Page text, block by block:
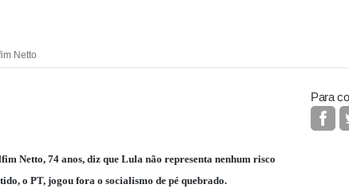
Netto
Para
Netto, 74 anos, diz que Lula não representa nenhum risco
o PT, jogou fora o socialismo de pé quebrado.